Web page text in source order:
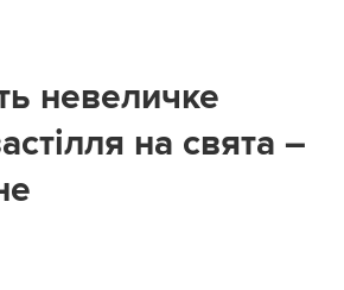
невеличке
на свята –